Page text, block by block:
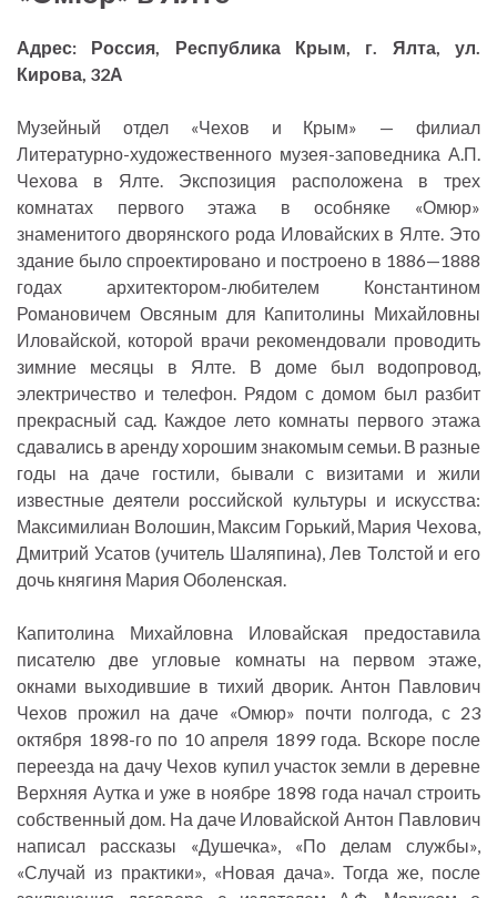
Адрес: Россия, Республика Крым, г. Ялта, ул.
Кирова, 32А
Музейный отдел «Чехов и Крым» — филиал
Литературно-художественного музея-заповедника А.П.
Чехова в Ялте. Экспозиция расположена в трех
комнатах первого этажа в особняке «Омюр»
знаменитого дворянского рода Иловайских в Ялте. Это
здание было спроектировано и построено в 1886—1888
годах архитектором-любителем Константином
Романовичем Овсяным для Капитолины Михайловны
Иловайской, которой врачи рекомендовали проводить
зимние месяцы в Ялте. В доме был водопровод,
электричество и телефон. Рядом с домом был разбит
прекрасный сад. Каждое лето комнаты первого этажа
сдавались в аренду хорошим знакомым семьи. В разные
годы на даче гостили, бывали с визитами и жили
известные деятели российской культуры и искусства:
Максимилиан Волошин, Максим Горький, Мария Чехова,
Дмитрий Усатов (учитель Шаляпина), Лев Толстой и его
дочь княгиня Мария Оболенская.
Капитолина Михайловна Иловайская предоставила
писателю две угловые комнаты на первом этаже,
окнами выходившие в тихий дворик. Антон Павлович
Чехов прожил на даче «Омюр» почти полгода, с 23
октября 1898-го по 10 апреля 1899 года. Вскоре после
переезда на дачу Чехов купил участок земли в деревне
Верхняя Аутка и уже в ноябре 1898 года начал строить
собственный дом. На даче Иловайской Антон Павлович
написал рассказы «Душечка», «По делам службы»,
«Случай из практики», «Новая дача». Тогда же, после